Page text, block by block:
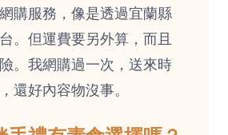
購服務，像是透過宜蘭縣
。但運費要另外算，而且
。我網購過一次，送來時
還好內容物沒事。